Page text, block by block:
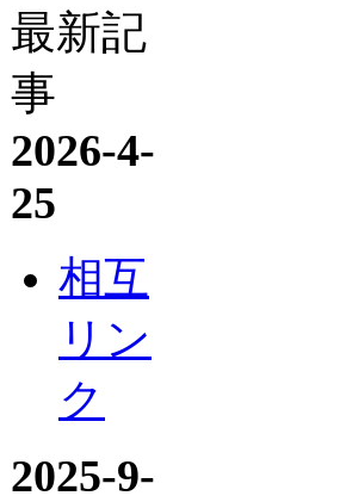
最新記
事
2026-4-
25
相互
リン
ク
2025-9-